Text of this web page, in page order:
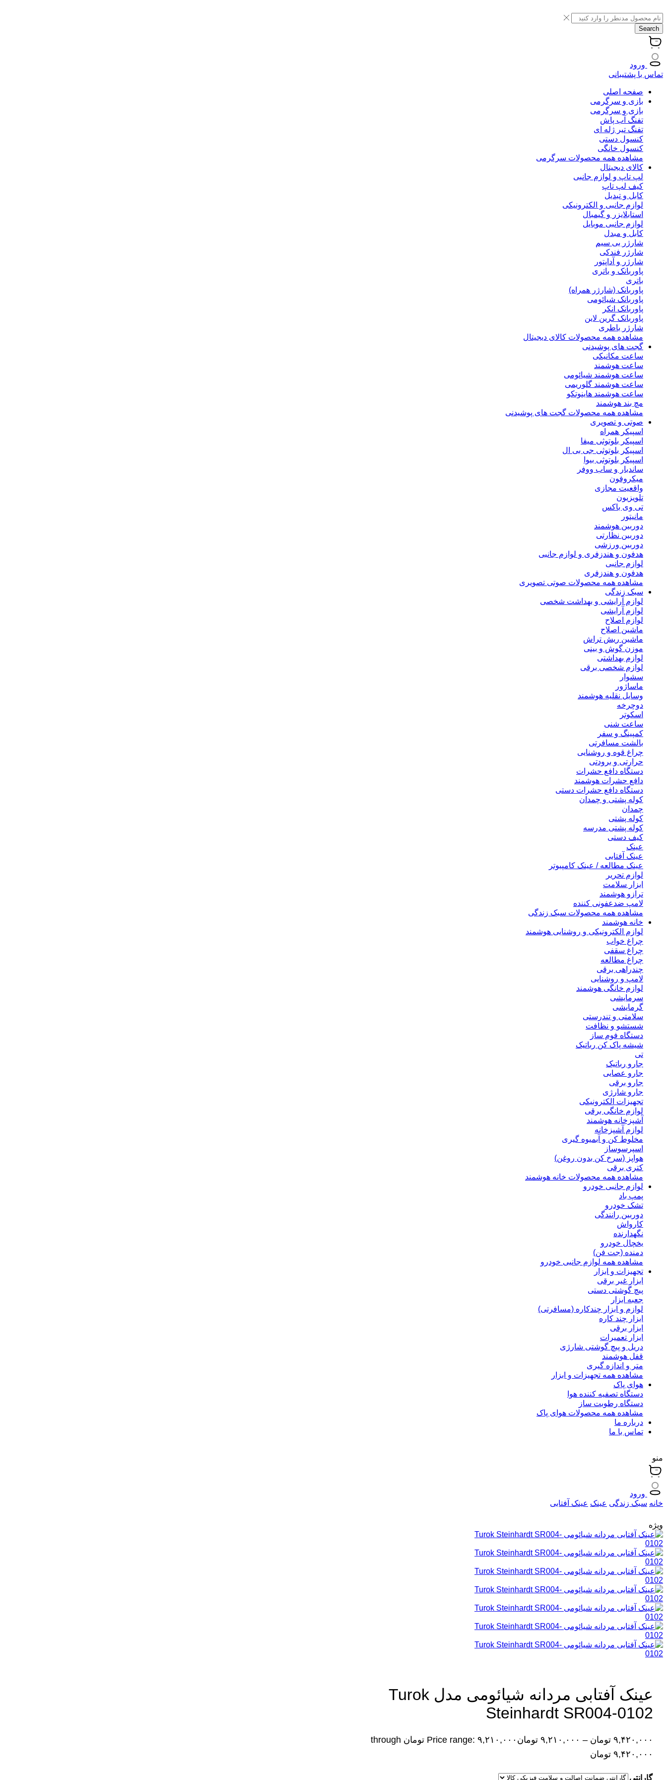
Search
ورود
تماس با پشتیبانی
صفحه اصلی
بازی و سرگرمی
بازی و سرگرمی
تفنگ آب پاش
تفنگ تیر ژله ای
کنسول دستی
کنسول خانگی
مشاهده همه محصولات سرگرمی
کالای دیجیتال
لپ تاپ و لوازم جانبی
کیف لپ تاپ
کابل و تبدیل
لوازم جانبی و الکترونیکی
استابلایزر و گیمبال
لوازم جانبی موبایل
کابل و مبدل
شارژر بی سیم
شارژر فندکی
شارژر و آداپتور
پاوربانک و باتری
باتری
پاوربانک (شارژر همراه)
پاوربانک شیائومی
پاوربانک انکر
پاوربانک گرین لاین
شارژر باطری
مشاهده همه محصولات کالای دیجیتال
گجت های پوشیدنی
ساعت مکانیکی
ساعت هوشمند
ساعت هوشمند شیائومی
ساعت هوشمند گلوریمی
ساعت هوشمند هاینوتکو
مچ بند هوشمند
مشاهده همه محصولات گجت های پوشیدنی
صوتی و تصویری
اسپیکر همراه
اسپیکر بلوتوثی میفا
اسپیکر بلوتوثی جی بی ال
اسپیکر بلوتوثی بیوا
ساندبار و ساب ووفر
میکروفون
واقعیت مجازی
تلویزیون
تی وی باکس
مانیتور
دوربین هوشمند
دوربین نظارتی
دوربین ورزشی
هدفون و هندزفری و لوازم جانبی
لوازم جانبی
هدفون و هندزفری
مشاهده همه محصولات صوتی تصویری
سبک زندگی
لوازم آرایشی و بهداشت شخصی
لوازم آرایشی
لوازم اصلاح
ماشین اصلاح
ماشین ریش تراش
موزن گوش و بینی
لوازم بهداشتی
لوازم شخصی برقی
سشوار
ماساژور
وسایل نقلیه هوشمند
دوچرخه
اسکوتر
ساعت شنی
کمپینگ و سفر
بالشت مسافرتی
چراغ قوه و روشنایی
حرارتی و برودتی
دستگاه دافع حشرات
دافع حشرات هوشمند
دستگاه دافع حشرات دستی
کوله پشتی و چمدان
چمدان
کوله پشتی
کوله پشتی مدرسه
کیف دستی
عینک
عینک آفتابی
عینک مطالعه / عینک کامپیوتر
لوازم تحریر
ابزار سلامت
ترازو هوشمند
لامپ ضدعفونی کننده
مشاهده همه محصولات سبک زندگی
خانه هوشمند
لوازم الکترونیکی و روشنایی هوشمند
چراغ خواب
چراغ سقفی
چراغ مطالعه
چندراهی برقی
لامپ و روشنایی
لوازم خانگی هوشمند
سرمایشی
گرمایشی
سلامتی و تندرستی
شستشو و نظافت
دستگاه فوم ساز
شیشه پاک کن رباتیک
تی
جارو رباتیک
جارو عصایی
جارو برقی
جارو شارژی
تجهیزات الکترونیکی
لوازم خانگی برقی
آشپزخانه هوشمند
لوازم آشپزخانه
مخلوط کن و آبمیوه گیری
اسپرسوساز
هواپز (سرخ کن بدون روغن)
کتری برقی
مشاهده همه محصولات خانه هوشمند
لوازم جانبی خودرو
پمپ باد
تشک خودرو
دوربین رانندگی
کارواش
نگهدارنده
یخچال خودرو
دمنده (جت فن)
مشاهده همه لوازم جانبی خودرو
تجهیزات و ابزار
ابزار غیر برقی
پیچ گوشتی دستی
جعبه ابزار
لوازم و ابزار چندکاره (مسافرتی)
ابزار چند کاره
ابزار برقی
ابزار تعمیرات
دریل و پیچ گوشتی شارژی
قفل هوشمند
متر و اندازه گیری
مشاهده همه تجهیزات و ابزار
هوای پاک
دستگاه تصفیه کننده هوا
دستگاه رطوبت ساز
مشاهده همه محصولات هوای پاک
درباره ما
تماس با ما
منو
ورود
خانه سبک زندگی عینک عینک آفتابی
ویژه
عینک آفتابی مردانه شیائومی مدل Turok
Steinhardt SR004-0102
۹,۴۲۰,۰۰۰ تومان – ۹,۲۱۰,۰۰۰ تومان
Price range: ۹,۲۱۰,۰۰۰ تومان through
۹,۴۲۰,۰۰۰ تومان
گارانتی